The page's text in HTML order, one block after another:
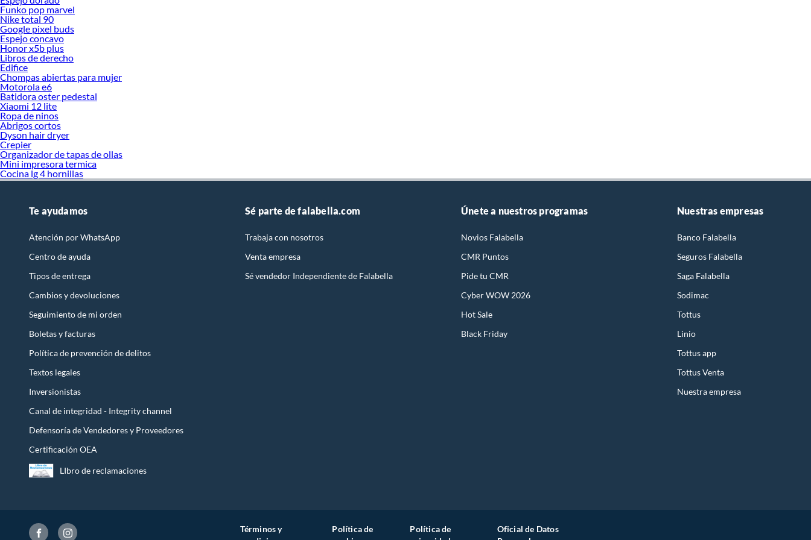
Funko pop marvel
Nike total 90
Google pixel buds
Espejo concavo
Honor x5b plus
Libros de derecho
Edifice
Chompas abiertas para mujer
Motorola e6
Batidora oster pedestal
Xiaomi 12 lite
Ropa de ninos
Abrigos cortos
Dyson hair dryer
Crepier
Organizador de tapas de ollas
Mini impresora termica
Cocina lg 4 hornillas
Te ayudamos
Atención por WhatsApp
Centro de ayuda
Tipos de entrega
Cambios y devoluciones
Seguimiento de mi orden
Boletas y facturas
Política de prevención de delitos
Textos legales
Inversionistas
Canal de integridad - Integrity channel
Defensoría de Vendedores y Proveedores
Certificación OEA
LIbro de reclamaciones
Sé parte de falabella.com
Trabaja con nosotros
Venta empresa
Sé vendedor Independiente de Falabella
Únete a nuestros programas
Novios Falabella
CMR Puntos
Pide tu CMR
Cyber WOW 2026
Hot Sale
Black Friday
Nuestras empresas
Banco Falabella
Seguros Falabella
Saga Falabella
Sodimac
Tottus
Linio
Tottus app
Tottus Venta
Nuestra empresa
Términos y
Política de
Política de
Oficial de Datos